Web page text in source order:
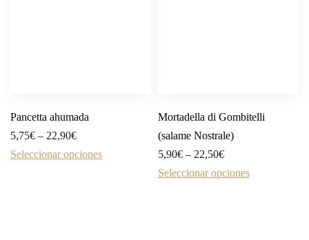
Pancetta ahumada
5,75€ – 22,90€
Seleccionar opciones
Mortadella di Gombitelli
(salame Nostrale)
5,90€ – 22,50€
Seleccionar opciones